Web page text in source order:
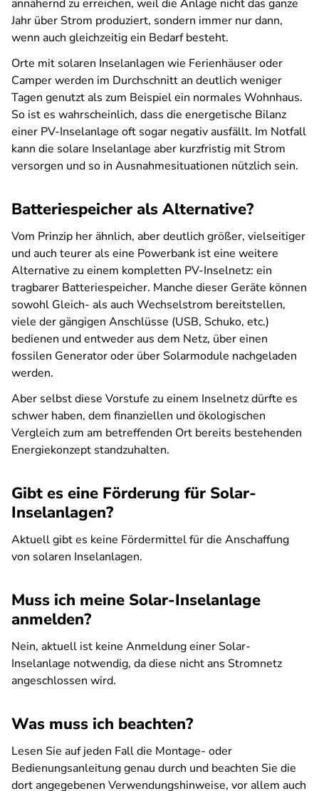
annähernd zu erreichen, weil die Anlage nicht das ganze
Jahr über Strom produziert, sondern immer nur dann,
wenn auch gleichzeitig ein Bedarf besteht.
Orte mit solaren Inselanlagen wie Ferienhäuser oder
Camper werden im Durchschnitt an deutlich weniger
Tagen genutzt als zum Beispiel ein normales Wohnhaus.
So ist es wahrscheinlich, dass die energetische Bilanz
einer PV-Inselanlage oft sogar negativ ausfällt. Im Notfall
kann die solare Inselanlage aber kurzfristig mit Strom
versorgen und so in Ausnahmesituationen nützlich sein.
Batteriespeicher als Alternative?
Vom Prinzip her ähnlich, aber deutlich größer, vielseitiger
und auch teurer als eine Powerbank ist eine weitere
Alternative zu einem kompletten PV-Inselnetz: ein
tragbarer Batteriespeicher. Manche dieser Geräte können
sowohl Gleich- als auch Wechselstrom bereitstellen,
viele der gängigen Anschlüsse (USB, Schuko, etc.)
bedienen und entweder aus dem Netz, über einen
fossilen Generator oder über Solarmodule nachgeladen
werden.
Aber selbst diese Vorstufe zu einem Inselnetz dürfte es
schwer haben, dem finanziellen und ökologischen
Vergleich zum am betreffenden Ort bereits bestehenden
Energiekonzept standzuhalten.
Gibt es eine Förderung für Solar-
Inselanlagen?
Aktuell gibt es keine Fördermittel für die Anschaffung
von solaren Inselanlagen.
Muss ich meine Solar-Inselanlage
anmelden?
Nein, aktuell ist keine Anmeldung einer Solar-
Inselanlage notwendig, da diese nicht ans Stromnetz
angeschlossen wird.
Was muss ich beachten?
Lesen Sie auf jeden Fall die Montage- oder
Bedienungsanleitung genau durch und beachten Sie die
dort angegebenen Verwendungshinweise, vor allem auch